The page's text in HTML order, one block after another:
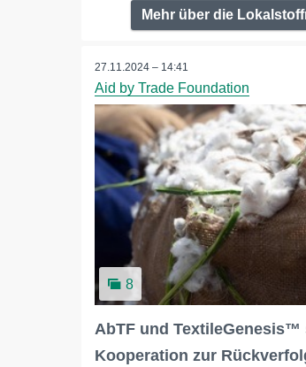
Mehr über die
27.11.2024 – 14:41
Aid by Trade Foundation
8
AbTF und TextileGenesis™
Kooperation zur